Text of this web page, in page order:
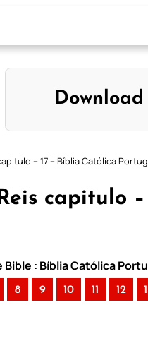
– 17 – Bíblia Católica
capitulo
: Bíblia Católica
8 9 10 11 12